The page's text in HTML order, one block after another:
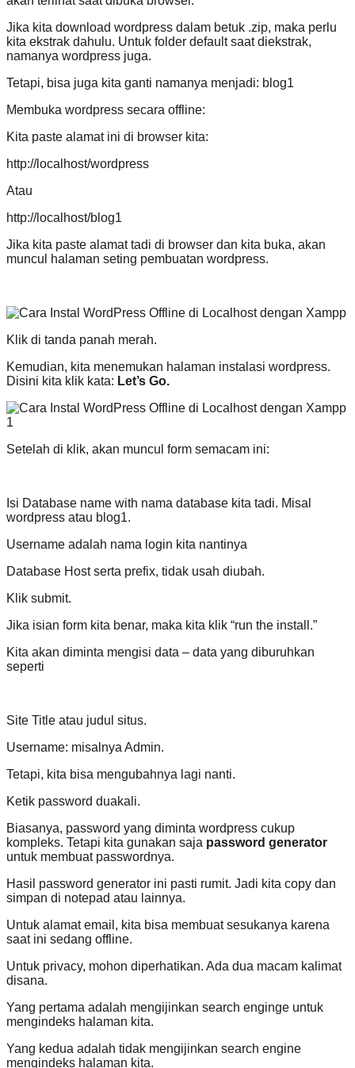
Jika kita download wordpress dalam betuk .zip, maka perlu
kita ekstrak dahulu. Untuk folder default saat diekstrak,
namanya wordpress juga.
Tetapi, bisa juga kita ganti namanya menjadi: blog1
Membuka wordpress secara offline:
Kita paste alamat ini di browser kita:
http://localhost/wordpress
Atau
http://localhost/blog1
Jika kita paste alamat tadi di browser dan kita buka, akan
muncul halaman seting pembuatan wordpress.
Klik di tanda panah merah.
Kemudian, kita menemukan halaman instalasi wordpress.
Disini kita klik kata: Let’s Go.
Setelah di klik, akan muncul form semacam ini:
Isi Database name with nama database kita tadi. Misal
wordpress atau blog1.
Username adalah nama login kita nantinya
Database Host serta prefix, tidak usah diubah.
Klik submit.
Jika isian form kita benar, maka kita klik “run the install.”
Kita akan diminta mengisi data – data yang diburuhkan
seperti
Site Title atau judul situs.
Username: misalnya Admin.
Tetapi, kita bisa mengubahnya lagi nanti.
Ketik password duakali.
Biasanya, password yang diminta wordpress cukup
kompleks. Tetapi kita gunakan saja password generator
untuk membuat passwordnya.
Hasil password generator ini pasti rumit. Jadi kita copy dan
simpan di notepad atau lainnya.
Untuk alamat email, kita bisa membuat sesukanya karena
saat ini sedang offline.
Untuk privacy, mohon diperhatikan. Ada dua macam kalimat
disana.
Yang pertama adalah mengijinkan search enginge untuk
mengindeks halaman kita.
Yang kedua adalah tidak mengijinkan search engine
mengindeks halaman kita.